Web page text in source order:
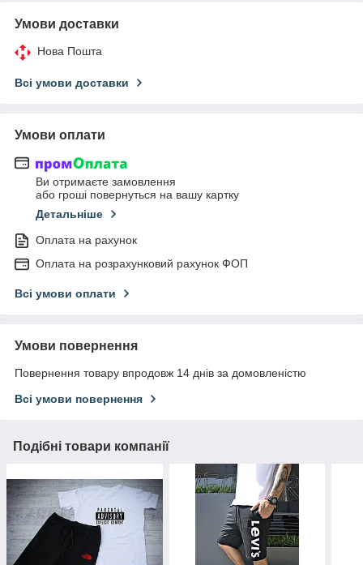
Умови доставки
Нова Пошта
Всі умови доставки
Умови оплати
Ви отримаєте замовлення
або гроші повернуться на вашу картку
Детальніше
Оплата на рахунок
Оплата на розрахунковий рахунок ФОП
Всі умови оплати
Умови повернення
Повернення товару впродовж 14 днів за домовленістю
Всі умови повернення
Подібні товари компанії